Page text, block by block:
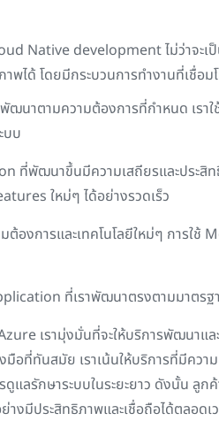
Native developmentไม่ว่าจะ
พได้ โดยมีกระบวนการทำงานที่เชื่อ
นาตามความต้องการที่กำหนด เราใ
บบ
ที่พัฒนาขึ้นมีความเสถียรและประสิ
ใหม่ๆ ได้อย่างรวดเร็ว
องการและเทคโนโลยีใหม่ๆ การใช้
ที่เราพัฒนาตรงตามมาตร
เรามุ่งมั่นที่จะให้บริการพัฒนาแ
อที่ทันสมัย เราเน้นให้บริการที่มีควา
ลรักษาระบบในระยะยาว ดังนั้น ลูกค้
งมีประสิทธิภาพและเชื่อถือได้ตลอดเ